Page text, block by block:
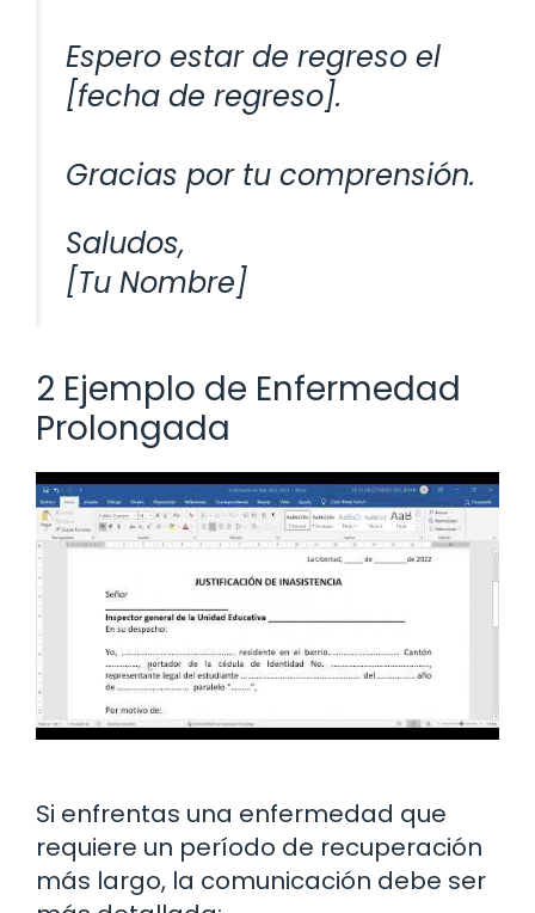
Espero estar de regreso el
[fecha de regreso].
Gracias por tu comprensión.
Saludos,
[Tu Nombre]
2 Ejemplo de Enfermedad
Prolongada
Si enfrentas una enfermedad que
requiere un período de recuperación
más largo, la comunicación debe ser